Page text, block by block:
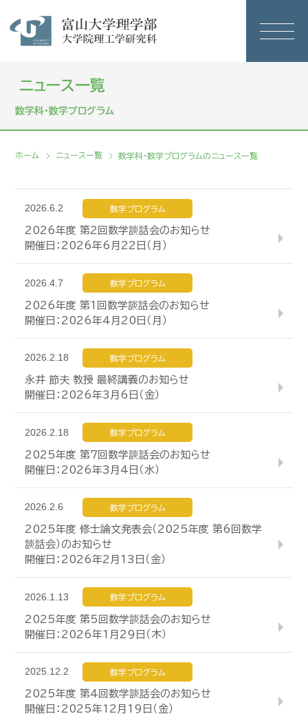
ニュース一覧
数学科・数学プログラム
ホーム ニュース一覧 数学科・数学プログラムのニュース一覧
2026.6.2 数学プログラム
2026年度 第2回数学談話会のお知らせ
開催日：2026年6月22日（月）
2026.4.7 数学プログラム
2026年度 第1回数学談話会のお知らせ
開催日：2026年4月20日（月）
2026.2.18 数学プログラム
永井 節夫 教授 最終講義のお知らせ
開催日：2026年3月6日（金）
2026.2.18 数学プログラム
2025年度 第7回数学談話会のお知らせ
開催日：2026年3月4日（水）
2026.2.6 数学プログラム
2025年度 修士論文発表会（2025年度 第6回数学
談話会）のお知らせ
開催日：2026年2月13日（金）
2026.1.13 数学プログラム
2025年度 第5回数学談話会のお知らせ
開催日：2026年1月29日（木）
2025.12.2 数学プログラム
2025年度 第4回数学談話会のお知らせ
開催日：2025年12月19日（金）